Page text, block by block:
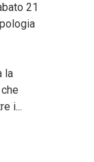
21
la
i...